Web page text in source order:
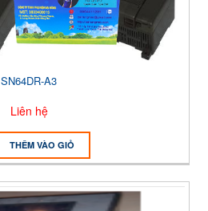
SN64DR-A3
Liên hệ
THÊM VÀO GIỎ